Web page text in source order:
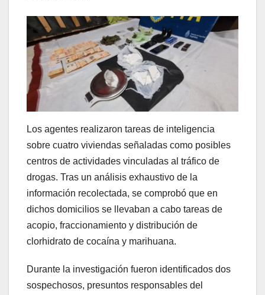
Los agentes realizaron tareas de inteligencia
sobre cuatro viviendas señaladas como posibles
centros de actividades vinculadas al tráfico de
drogas. Tras un análisis exhaustivo de la
información recolectada, se comprobó que en
dichos domicilios se llevaban a cabo tareas de
acopio, fraccionamiento y distribución de
clorhidrato de cocaína y marihuana.
Durante la investigación fueron identificados dos
sospechosos, presuntos responsables del